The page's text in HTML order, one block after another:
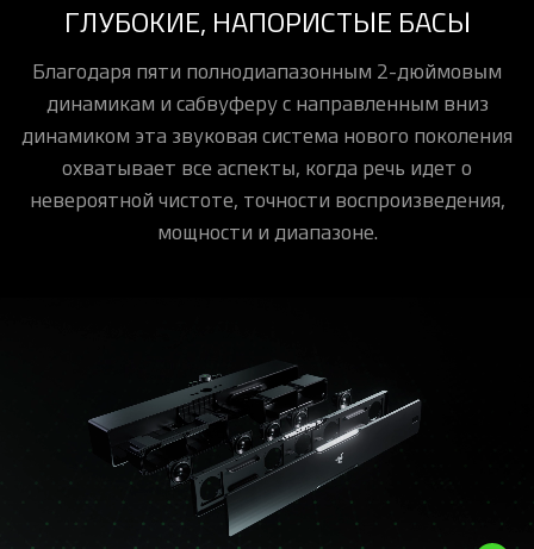
ГЛУБОКИЕ, НАПОРИСТЫЕ БАСЫ
Благодаря пяти полнодиапазонным 2-дюймовым
динамикам и сабвуферу с направленным вниз
динамиком эта звуковая система нового поколения
охватывает все аспекты, когда речь идет о
невероятной чистоте, точности воспроизведения,
мощности и диапазоне.